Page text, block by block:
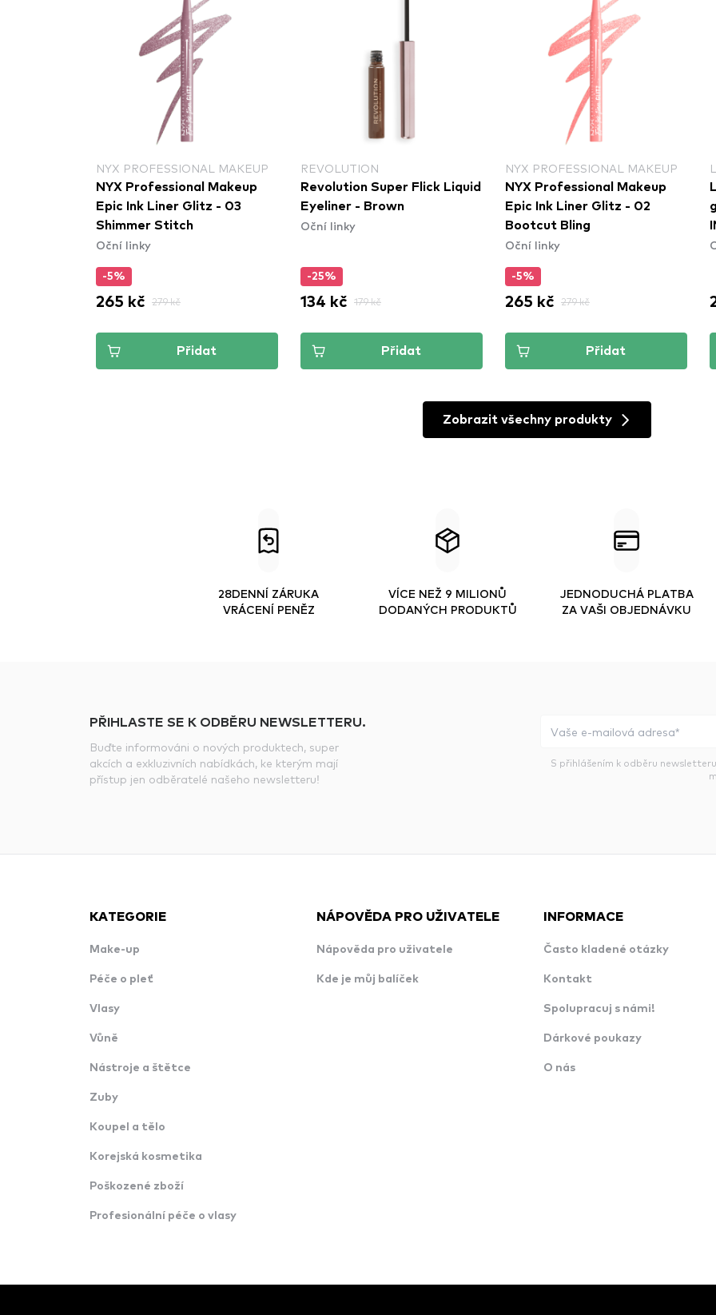
NYX PROFESSIONAL MAKEUP
NYX Professional Makeup
Epic Ink Liner Glitz - 03
Shimmer Stitch
Oční linky
-5%
265 kč 279 kč
Přidat
REVOLUTION
Revolution Super Flick Liquid
Eyeliner - Brown
Oční linky
-25%
134 kč 179 kč
Přidat
NYX PROFESSIONAL MAKEUP
NYX Professional Makeup
Epic Ink Liner Glitz - 02
Bootcut Bling
Oční linky
-5%
265 kč 279 kč
Přidat
Zobrazit všechny produkty
28DENNÍ ZÁRUKA
VRÁCENÍ PENĚZ
VÍCE NEŽ 9 MILIONŮ
DODANÝCH PRODUKTŮ
JEDNODUCHÁ PLATBA
ZA VAŠI OBJEDNÁVKU
PŘIHLASTE SE K ODBĚRU NEWSLETTERU.
Buďte informováni o nových produktech, super
akcích a exkluzivních nabídkách, ke kterým mají
přístup jen odběratelé našeho newsletteru!
S přihlášením k odběru
KATEGORIE
Make-up
Péče o pleť
Vlasy
Vůně
Nástroje a štětce
Zuby
Koupel a tělo
Korejská kosmetika
Poškozené zboží
Profesionální péče o vlasy
NÁPOVĚDA PRO UŽIVATELE
Nápověda pro uživatele
Kde je můj balíček
INFORMACE
Často kladené otázky
Kontakt
Spolupracuj s námi!
Dárkové poukazy
O nás